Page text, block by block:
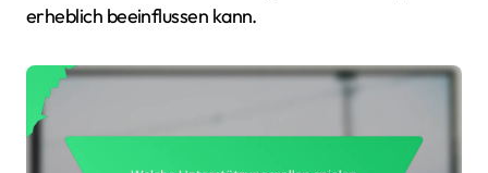
erheblich beeinflussen kann.